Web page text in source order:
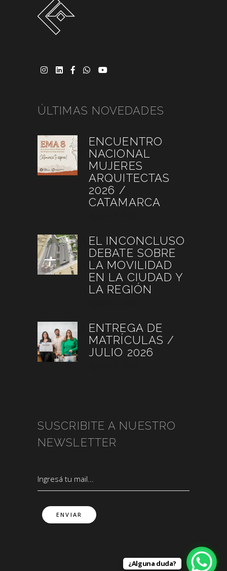
ÚLTIMAS NOVEDADES
ENCUENTRO
NACIONAL
MUJERES
ARQUITECTAS
2026 /
CATAMARCA
EL INCONCLUSO
DEBATE SOBRE
LA MOVILIDAD
EN LA CIUDAD Y
LA REGIÓN
ENTREGA DE
MATRÍCULAS /
JULIO 2026
SUSCRIBITE A NUESTRO
NEWSLETTER
¿Alguna duda?